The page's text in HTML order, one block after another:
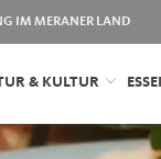
IM MERANER LAND
& KULTUR